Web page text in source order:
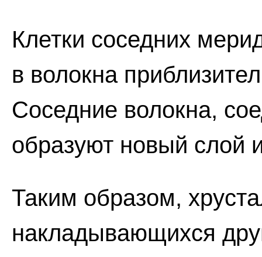
Клетки соседних
в волокна
Соседние волокна,
образуют новый слой
Таким образом,
накладывающихся